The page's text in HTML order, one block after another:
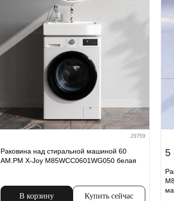
29759
Раковина над стиральной машиной 60
AM.PM X-Joy M85WCC0601WG050 белая
В корзину Купить сейчас
5